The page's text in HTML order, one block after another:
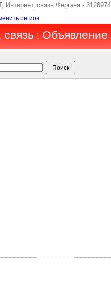
связь Фергана - 3128974
регион
: Объявление